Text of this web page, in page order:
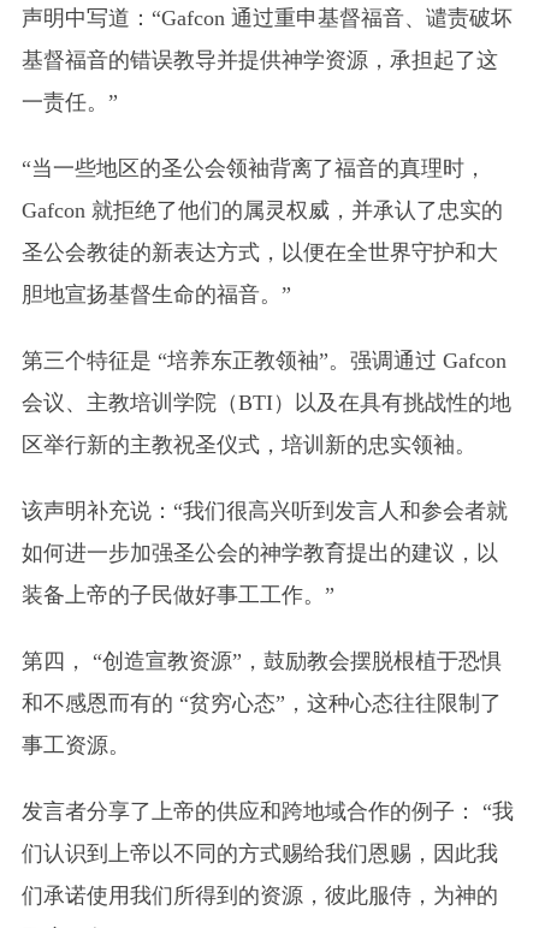
声明中写道：“Gafcon 通过重申基督福音、谴责破坏
基督福音的错误教导并提供神学资源，承担起了这
一责任。”
“当一些地区的圣公会领袖背离了福音的真理时，
Gafcon 就拒绝了他们的属灵权威，并承认了忠实的
圣公会教徒的新表达方式，以便在全世界守护和大
胆地宣扬基督生命的福音。”
第三个特征是 “培养东正教领袖”。强调通过 Gafcon
会议、主教培训学院（BTI）以及在具有挑战性的地
区举行新的主教祝圣仪式，培训新的忠实领袖。
该声明补充说：“我们很高兴听到发言人和参会者就
如何进一步加强圣公会的神学教育提出的建议，以
装备上帝的子民做好事工工作。”
第四， “创造宣教资源”，鼓励教会摆脱根植于恐惧
和不感恩而有的 “贫穷心态”，这种心态往往限制了
事工资源。
发言者分享了上帝的供应和跨地域合作的例子： “我
们认识到上帝以不同的方式赐给我们恩赐，因此我
们承诺使用我们所得到的资源，彼此服侍，为神的